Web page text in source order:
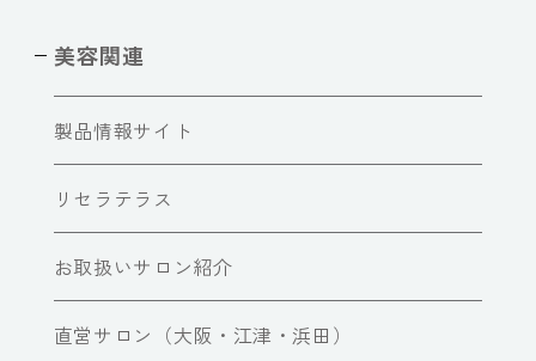
美容関連
製品情報サイト
リセラテラス
お取扱いサロン紹介
直営サロン（大阪・江津・浜田）